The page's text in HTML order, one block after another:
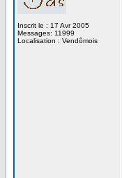
Inscrit le : 17 Avr 2005
Messages: 11999
Localisation : Vendômois